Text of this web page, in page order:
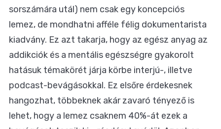
sorszámára utál) nem csak egy koncepciós
lemez, de mondhatni afféle félig dokumentarista
kiadvány. Ez azt takarja, hogy az egész anyag az
addikciók és a mentális egészségre gyakorolt
hatásuk témakörét járja körbe interjú-, illetve
podcast-bevágásokkal. Ez elsőre érdekesnek
hangozhat, többeknek akár zavaró tényező is
lehet, hogy a lemez csaknem 40%-át ezek a